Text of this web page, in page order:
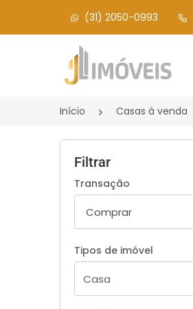
(31) 2050-0993
Página inicial
Início Casas à venda
Filtrar
Transação
Tipos de imóvel